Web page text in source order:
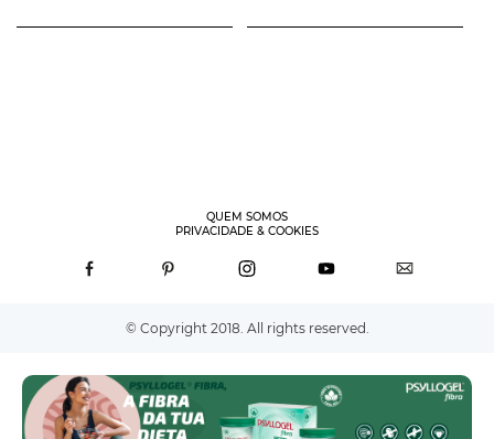
QUEM SOMOS
PRIVACIDADE & COOKIES
© Copyright 2018. All rights reserved.